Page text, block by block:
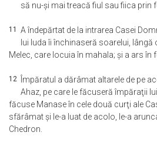
să nu-şi mai treacă fiul sau fiica prin
11 A îndepărtat de la intrarea Casei
lui Iuda îi închinaseră soarelui,
Melec, care locuia în mahala; şi a ars în
12
Împăratul a dărâmat altarele de pe
Ahaz, pe care le făcuseră împăraţii
făcuse Manase în cele două curţi ale
sfărâmat şi le-a luat de acolo, le-a
Chedron.